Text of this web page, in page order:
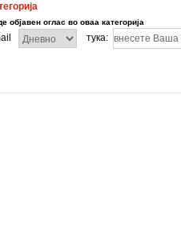
објавен оглас во оваа категорија
тука: